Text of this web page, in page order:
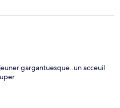
gargantuesque..un acceuil